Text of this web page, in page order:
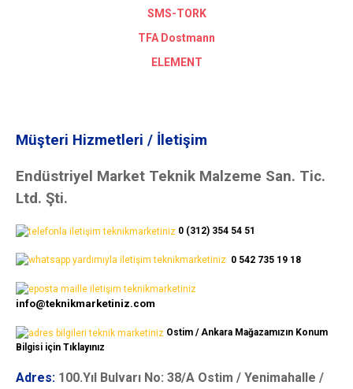
SMS-TORK
TFA Dostmann
ELEMENT
Müşteri Hizmetleri / İletişim
Endüstriyel Market Teknik Malzeme San. Tic.
Ltd. Şti.
0 (312) 354 54 51
0 542 735 19 18
info@teknikmarketiniz.com
Ostim / Ankara Mağazamızın Konum
Bilgisi için Tıklayınız
Adres: 100.Yıl Bulvarı No: 38/A Ostim / Yenimahalle /